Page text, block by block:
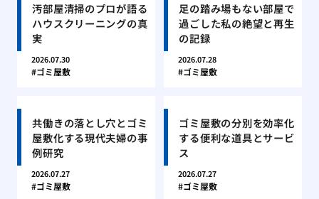
汚部屋清掃のプロが語る
ハウスクリーニングの真
実
2026.07.30
ゴミ屋敷
足の踏み場もない部屋で
過ごした私の絶望と再生
の記録
2026.07.28
ゴミ屋敷
共働きの落とし穴とゴミ
屋敷化する現代夫婦の事
例研究
2026.07.27
ゴミ屋敷
ゴミ屋敷の分別を効率化
する便利な道具とサービ
ス
2026.07.27
ゴミ屋敷